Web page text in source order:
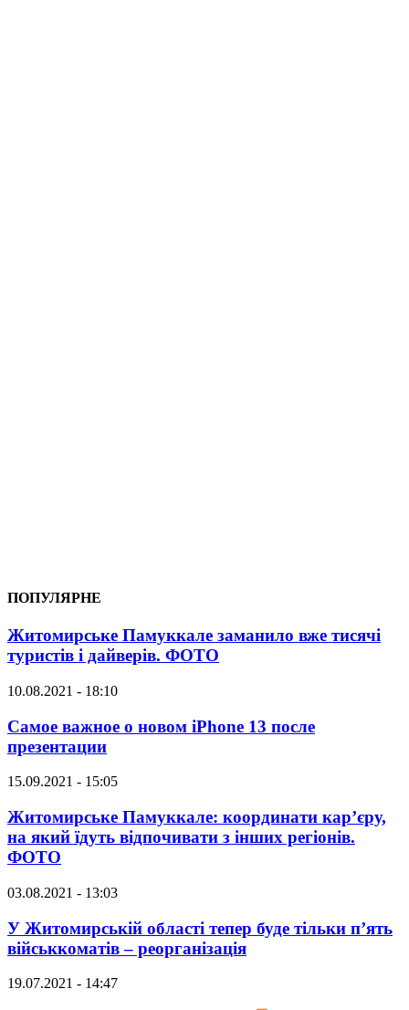
ПОПУЛЯРНЕ
Житомирське Памуккале заманило вже тисячі
туристів і дайверів. ФОТО
10.08.2021 - 18:10
Самое важное о новом iPhone 13 после
презентации
15.09.2021 - 15:05
Житомирське Памуккале: координати кар’єру,
на який їдуть відпочивати з інших регіонів.
ФОТО
03.08.2021 - 13:03
У Житомирській області тепер буде тільки п’ять
військкоматів – реорганізація
19.07.2021 - 14:47